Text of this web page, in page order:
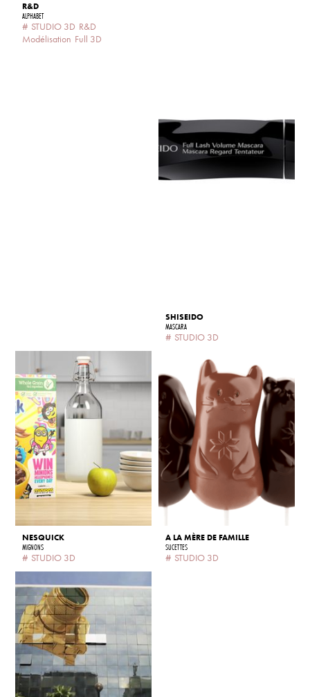
R&D
ALPHABET
# STUDIO 3D R&D
Modélisation Full 3D
SHISEIDO
MASCARA
# STUDIO 3D
NESQUICK
MIGNONS
# STUDIO 3D
A LA MÈRE DE FAMILLE
SUCETTES
# STUDIO 3D